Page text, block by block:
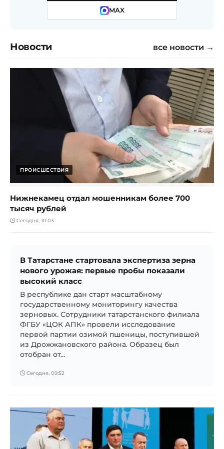
MAX
Новости все новости →
ПРОИСШЕСТВИЯ
Нижнекамец отдал мошенникам более 700
тысяч рублей
Сегодня, 10:03
В Татарстане стартовала экспертиза зерна
нового урожая: первые пробы показали
высокий класс
В республике дан старт масштабному
государственному мониторингу качества
зерновых. Сотрудники татарстанского филиала
ФГБУ «ЦОК АПК» провели исследование
первой партии озимой пшеницы, поступившей
из Дрожжановского района. Образец был
отобран от...
Сегодня, 09:52